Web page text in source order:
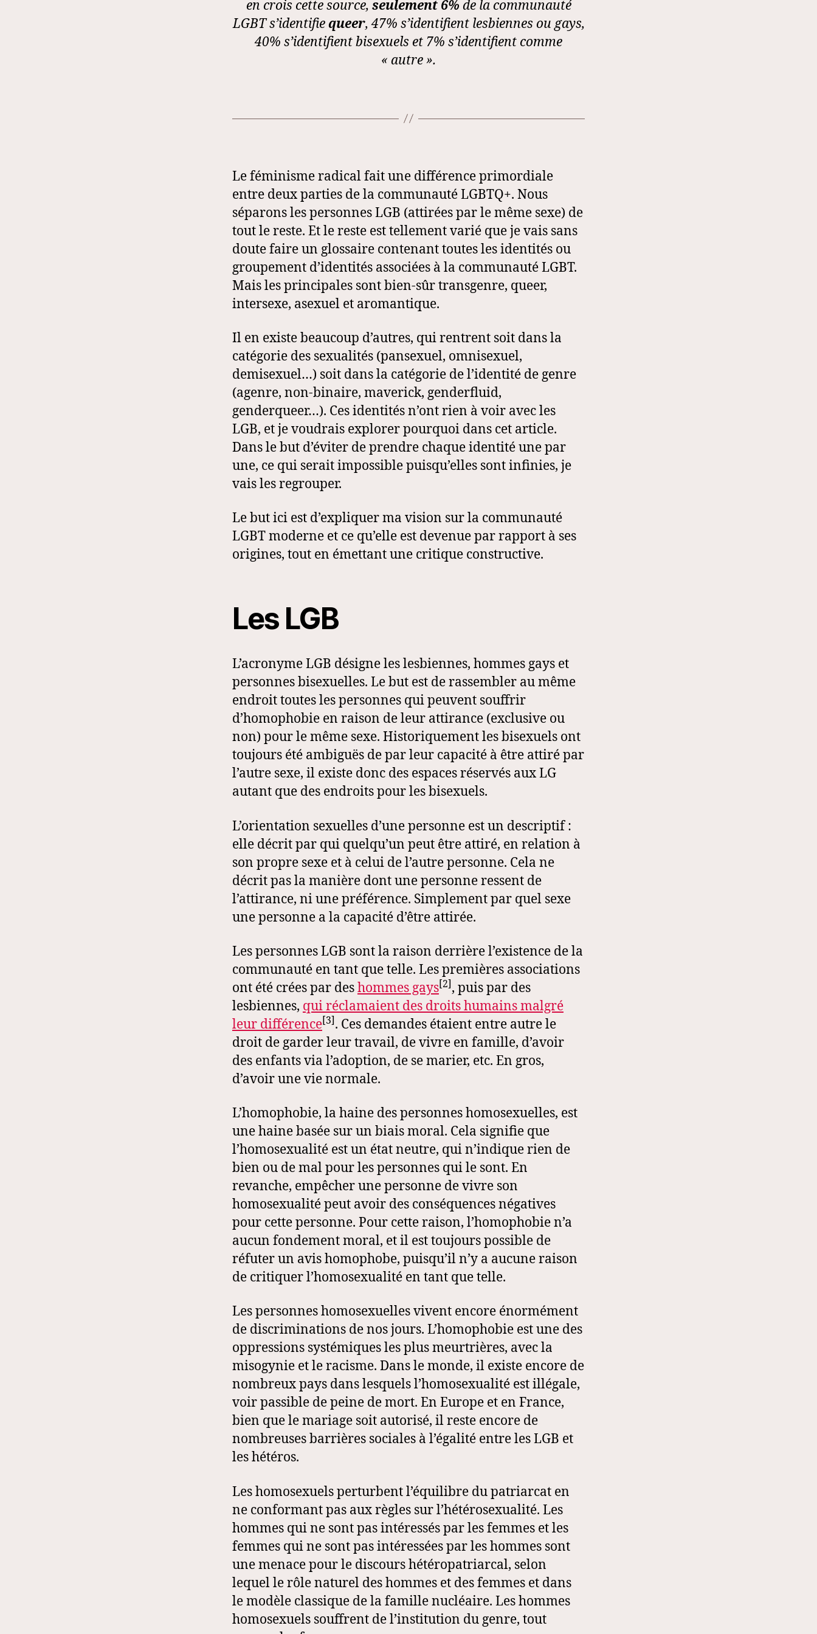
en crois cette source, seulement 6% de la communauté
LGBT s’identifiequeer, 47% s’identifient lesbiennes ou gays,
40% s’identifient bisexuels et 7% s’identifient comme
« autre ».
Le féminisme radical fait une différence primordiale
entre deux parties de la communauté LGBTQ+. Nous
séparons les personnes LGB (attirées par le même sexe) de
tout le reste. Et le reste est tellement varié que je vais sans
doute faire un glossaire contenant toutes les identités ou
groupement d’identités associées à la communauté LGBT.
Mais les principales sont bien-sûr transgenre, queer,
intersexe, asexuel et aromantique.
Il en existe beaucoup d’autres, qui rentrent soit dans la
catégorie des sexualités (pansexuel, omnisexuel,
demisexuel…) soit dans la catégorie de l’identité de genre
(agenre, non-binaire, maverick, genderfluid,
genderqueer…). Ces identités n’ont rien à voir avec les
LGB, et je voudrais explorer pourquoi dans cet article.
Dans le but d’éviter de prendre chaque identité une par
une, ce qui serait impossible puisqu’elles sont infinies, je
vais les regrouper.
Le but ici est d’expliquer ma vision sur la communauté
LGBT moderne et ce qu’elle est devenue par rapport à ses
origines, tout en émettant une critique constructive.
Les LGB
L’acronyme LGB désigne les lesbiennes, hommes gays et
personnes bisexuelles. Le but est de rassembler au même
endroit toutes les personnes qui peuvent souffrir
d’homophobie en raison de leur attirance (exclusive ou
non) pour le même sexe. Historiquement les bisexuels ont
toujours été ambiguës de par leur capacité à être attiré par
l’autre sexe, il existe donc des espaces réservés aux LG
autant que des endroits pour les bisexuels.
L’orientation sexuelles d’une personne est un descriptif :
elle décrit par qui quelqu’un peut être attiré, en relation à
son propre sexe et à celui de l’autre personne. Cela ne
décrit pas la manière dont une personne ressent de
l’attirance, ni une préférence. Simplement par quel sexe
une personne a la capacité d’être attirée.
Les personnes LGB sont la raison derrière l’existence de la
communauté en tant que telle. Les premières associations
ont été crées par deshommes gays[2] , puis par des
lesbiennes, qui réclamaient des droits humains malgré
leur différence[3] . Ces demandes étaient entre autre le
droit de garder leur travail, de vivre en famille, d’avoir
des enfants via l’adoption, de se marier, etc. En gros,
d’avoir une vie normale.
L’homophobie, la haine des personnes homosexuelles, est
une haine basée sur un biais moral. Cela signifie que
l’homosexualité est un état neutre, qui n’indique rien de
bien ou de mal pour les personnes qui le sont. En
revanche, empêcher une personne de vivre son
homosexualité peut avoir des conséquences négatives
pour cette personne. Pour cette raison, l’homophobie n’a
aucun fondement moral, et il est toujours possible de
réfuter un avis homophobe, puisqu’il n’y a aucune raison
de critiquer l’homosexualité en tant que telle.
Les personnes homosexuelles vivent encore énormément
de discriminations de nos jours. L’homophobie est une des
oppressions systémiques les plus meurtrières, avec la
misogynie et le racisme. Dans le monde, il existe encore de
nombreux pays dans lesquels l’homosexualité est illégale,
voir passible de peine de mort. En Europe et en France,
bien que le mariage soit autorisé, il reste encore de
nombreuses barrières sociales à l’égalité entre les LGB et
les hétéros.
Les homosexuels perturbent l’équilibre du patriarcat en
ne conformant pas aux règles sur l’hétérosexualité. Les
hommes qui ne sont pas intéressés par les femmes et les
femmes qui ne sont pas intéressées par les hommes sont
une menace pour le discours hétéropatriarcal, selon
lequel le rôle naturel des hommes et des femmes et dans
le modèle classique de la famille nucléaire. Les hommes
homosexuels souffrent de l’institution du genre, tout